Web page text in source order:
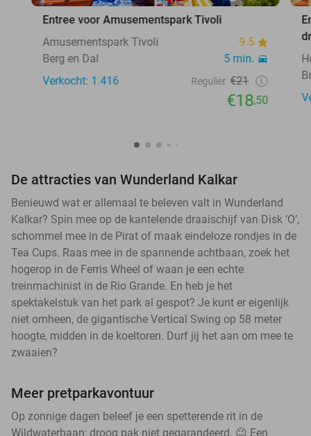
Entree voor Amusementspark Tivoli
Amusementspark Tivoli
9.5
Berg en Dal
5 min.
Verkocht: 1.416
Regulier €21
€18,50
De attracties van Wunderland Kalkar
Benieuwd wat er allemaal te beleven valt in Wunderland
Kalkar? Spin mee op de kantelende draaischijf van Disk ‘O’,
schommel mee in de Pirat of maak eindeloze rondjes in de
Tea Cups. Raas mee in de spannende achtbaan, zoek het
hogerop in de Ferris Wheel of waan je een echte
treinmachinist in de Rio Grande. En heb je het
spektakelstuk van het park al gespot? Je kunt er eigenlijk
niet omheen, de gigantische Vertical Swing op 58 meter
hoogte, midden in de koeltoren. Durf jij het aan om mee te
zwaaien?
Meer pretparkavontuur
Op zonnige dagen beleef je een spetterende rit in de
Wildwaterbaan; droog pak niet gegarandeerd. 😉 Een